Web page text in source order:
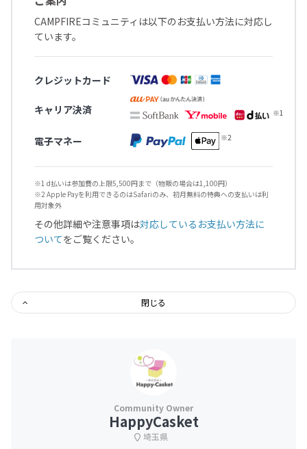
CAMPFIREコミュニティは以下のお支払い方法に対応し
ています。
クレジットカード
キャリア決済
電子マネー
※1 d払いは参加費の上限5,500円まで（物販の場合は1,100円）
※2 Apple Payを利用できるのはSafariのみ、初月無料の特典への支払いは利
用対象外
その他詳細や注意事項は対応しているお支払い方法に
ついてをご覧ください。
閉じる
HappyCasket
埼玉県